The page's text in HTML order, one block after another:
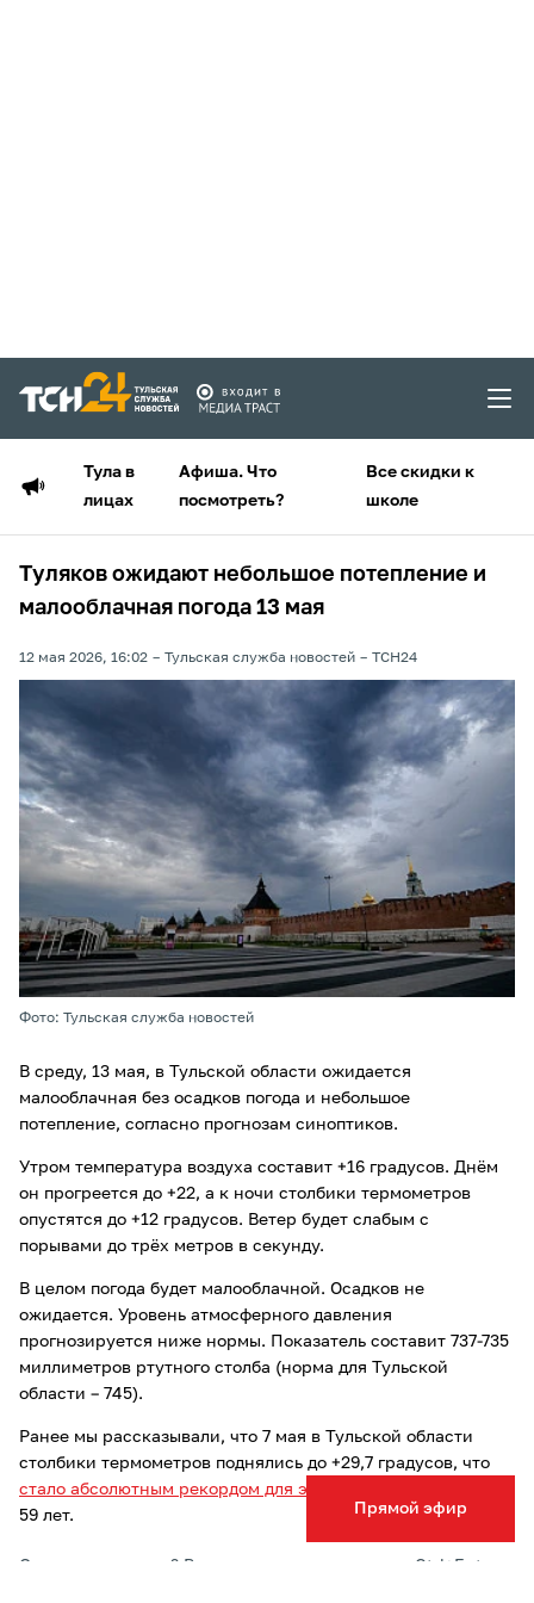
Тула в
лицах
Афиша. Что
посмотреть?
Все скидки к
школе
Прямой эфир
Туляков ожидают небольшое потепление и
малооблачная погода 13 мая
12 мая 2026, 16:02 Тульская служба новостей ТСН24
Фото: Тульская служба новостей
В среду, 13 мая, в Тульской области ожидается
малооблачная без осадков погода и небольшое
потепление, согласно прогнозам синоптиков.
Утром температура воздуха составит +16 градусов. Днём
он прогреется до +22, а к ночи столбики термометров
опустятся до +12 градусов. Ветер будет слабым с
порывами до трёх метров в секунду.
В целом погода будет малооблачной. Осадков не
ожидается. Уровень атмосферного давления
прогнозируется ниже нормы. Показатель составит 737-735
миллиметров ртутного столба (норма для Тульской
области – 745).
Ранее мы рассказывали, что 7 мая в Тульской области
столбики термометров поднялись до +29,7 градусов, что
стало абсолютным рекордом для этой даты
59 лет.
Опечатка в тексте? Выделите слово и нажмите Ctrl+Enter